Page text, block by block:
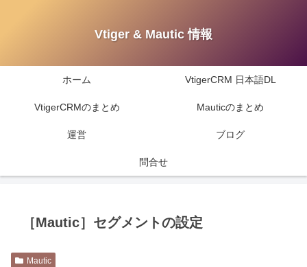
Vtiger & Mautic 情報
ホーム VtigerCRM 日本語DL
VtigerCRMのまとめ Mauticのまとめ
運営 ブログ
問合せ
［Mautic］セグメントの設定
Mautic